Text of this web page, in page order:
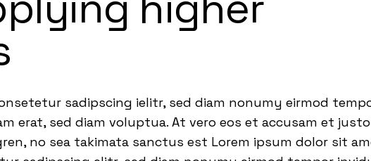
sadipscing ielitr, sed diam nonumy eirmod
erat, sed diam voluptua. At vero eos et accusam et
no sea takimata sanctus est Lorem ipsum dolor sit